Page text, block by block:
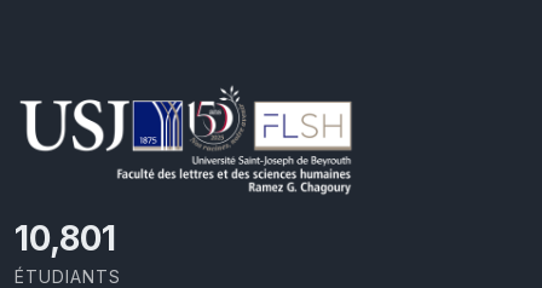
11,418
ÉTUDIANTS